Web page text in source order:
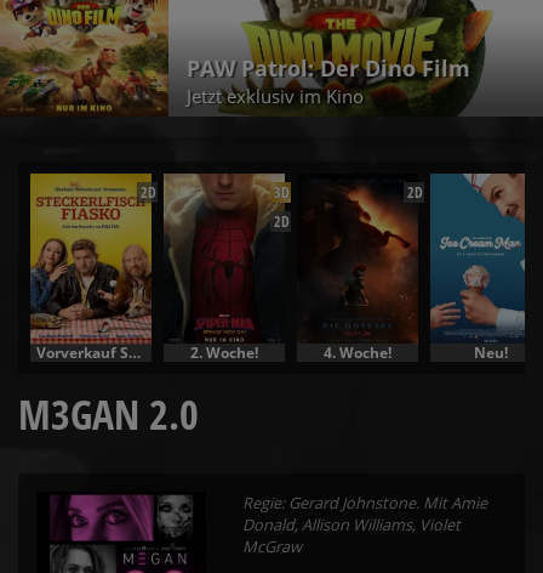
PAW Patrol: Der Dino Film
Jetzt exklusiv im Kino
2D
Vorverkauf Specials
3D
2D
2. Woche!
2D
4. Woche! Neu!
M3GAN 2.0
Regie: Gerard Johnstone. Mit Amie
Donald, Allison Williams, Violet
McGraw